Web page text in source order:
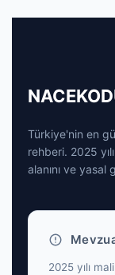
Türkiye'nin en
rehberi. 2025
alanını ve
2025 yılı